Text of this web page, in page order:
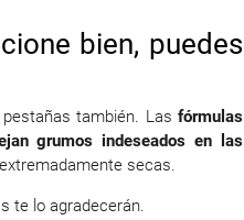
bien, puedes
también. Las fórmulas
grumos indeseados en las
secas.
te lo agradecerán.